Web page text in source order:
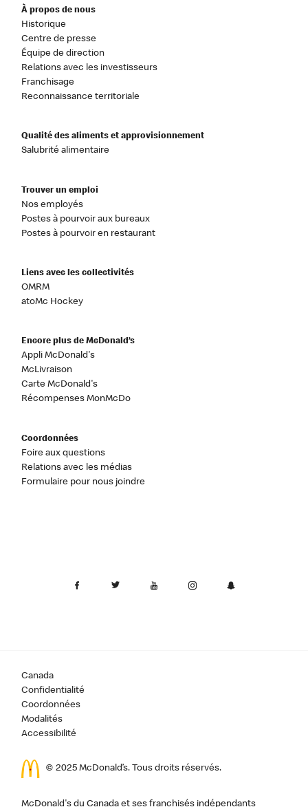
À propos de nous
Historique
Centre de presse
Équipe de direction
Relations avec les investisseurs
Franchisage
Reconnaissance territoriale
Qualité des aliments et approvisionnement
Salubrité alimentaire
Trouver un emploi
Nos employés
Postes à pourvoir aux bureaux
Postes à pourvoir en restaurant
Liens avec les collectivités
OMRM
atoMc Hockey
Encore plus de McDonald’s
Appli McDonald's
McLivraison
Carte McDonald's
Récompenses MonMcDo
Coordonnées
Foire aux questions
Relations avec les médias
Formulaire pour nous joindre
Canada
Confidentialité
Coordonnées
Modalités
Accessibilité
© 2025 McDonald’s. Tous droits réservés.
McDonald's du Canada et ses franchisés indépendants